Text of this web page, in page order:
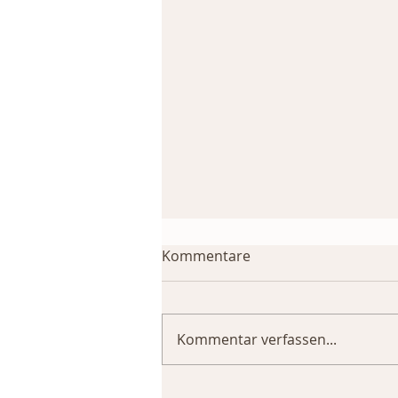
Lidstraffung ohne OP
Kommentare
Kommentar verfassen...